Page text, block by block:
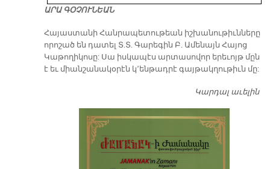
ԱՐԱ ԳՕՉՈՒՆԵԱՆ
​Հայաստանի Հանրապետութեան իշխանութիւնները
որոշած են դատել Տ.Տ. Գարեգին Բ. Ամենայն Հայոց
Կաթողիկոսը: Սա իսկապէս արտասովոր երեւոյթ մըն
է եւ միանշանակօրէն կ՚ենթադրէ գայթակղութիւն մը:
Կարդալ աւելին